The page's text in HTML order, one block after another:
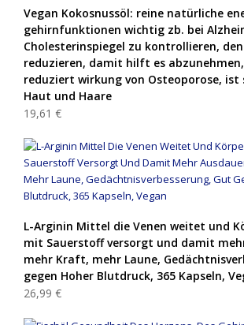
Vegan Kokosnussöl: reine natürliche
gehirnfunktionen wichtig zb. bei
Cholesterinspiegel zu kontrollieren,
reduzieren, damit hilft es
reduziert wirkung von Osteoporose,
Haut und Haare
19,61 €
L-Arginin Mittel die Venen weitet und
mit Sauerstoff versorgt und damit
mehr Kraft, mehr Laune,
gegen Hoher Blutdruck, 365 Kapseln,
26,99 €